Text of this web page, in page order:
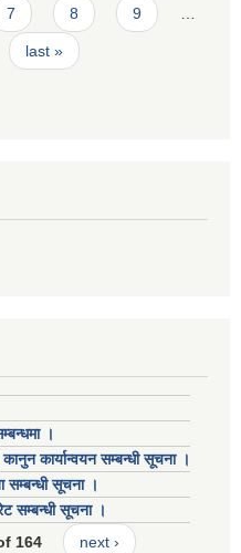
7 8 9
last »
।
कार्यान्वयन सम्बन्धी सूचना ।
सम्बन्धी सूचना ।
सम्बन्धी सूचना ।
164 next ›